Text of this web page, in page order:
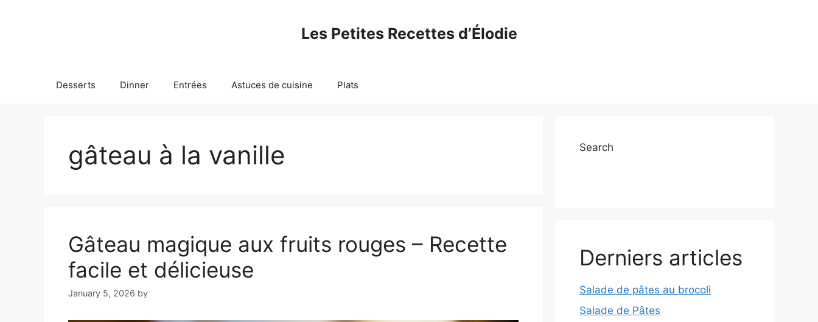
Les Petites Recettes d’Élodie
Desserts Dinner Entrées Astuces de cuisine Plats
gâteau à la vanille
Gâteau magique aux fruits rouges – Recette
facile et délicieuse
January 5, 2026 by
Search
Derniers articles
Salade de pâtes au brocoli
Salade de Pâtes